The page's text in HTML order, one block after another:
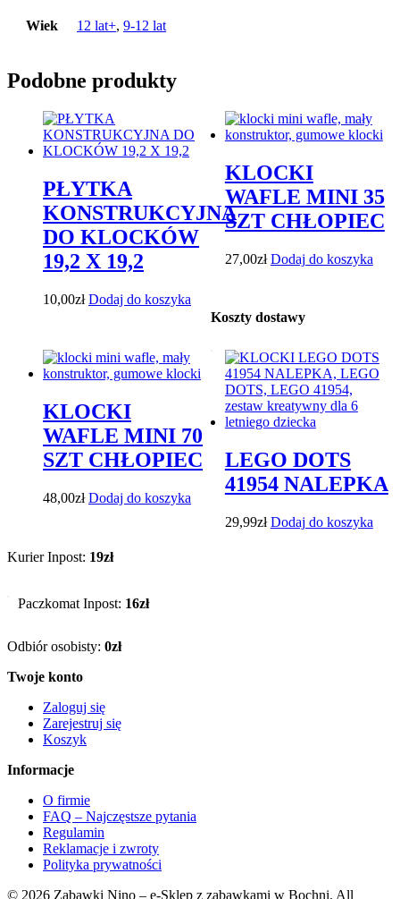
Wiek 12 lat+, 9-12 lat
Podobne produkty
PŁYTKA
KONSTRUKCYJNA
DO KLOCKÓW
19,2 X 19,2
10,00zł Dodaj do koszyka
KLOCKI
WAFLE MINI 35
SZT CHŁOPIEC
27,00zł Dodaj do koszyka
KLOCKI
WAFLE MINI 70
SZT CHŁOPIEC
48,00zł Dodaj do koszyka
LEGO DOTS
41954 NALEPKA
29,99zł Dodaj do koszyka
Koszty dostawy
Kurier Inpost: 19zł
Paczkomat Inpost: 16zł
Odbiór osobisty: 0zł
Twoje konto
Zaloguj się
Zarejestruj się
Koszyk
Informacje
O firmie
FAQ – Najczęstsze pytania
Regulamin
Reklamacje i zwroty
Polityka prywatności
© 2026 Zabawki Nino – e-Sklep z zabawkami w Bochni. All